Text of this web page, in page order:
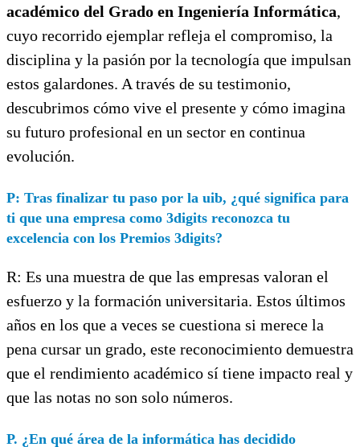
académico del Grado en Ingeniería Informática,
cuyo recorrido ejemplar refleja el compromiso, la
disciplina y la pasión por la tecnología que impulsan
estos galardones. A través de su testimonio,
descubrimos cómo vive el presente y cómo imagina
su futuro profesional en un sector en continua
evolución.
P: Tras finalizar tu paso por la uib, ¿qué significa para
ti que una empresa como 3digits reconozca tu
excelencia con los Premios 3digits?
R: Es una muestra de que las empresas valoran el
esfuerzo y la formación universitaria. Estos últimos
años en los que a veces se cuestiona si merece la
pena cursar un grado, este reconocimiento demuestra
que el rendimiento académico sí tiene impacto real y
que las notas no son solo números.
P. ¿En qué área de la informática has decidido